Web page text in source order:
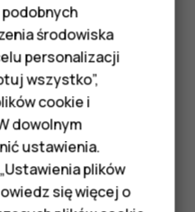
stację radiową przy
wybierzOpcje>
zestaw słuchawkowy.
pomocne?
środowiska
personalizacji
wszystko”,
cookie i
dowolnym
ustawienia.
plików
się więcej o